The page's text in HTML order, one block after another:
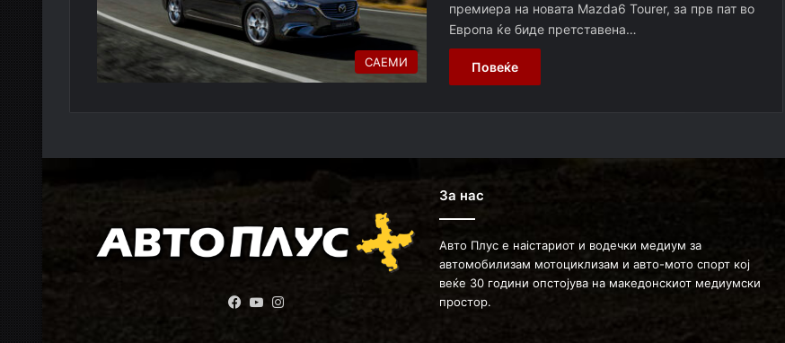
САЕМИ
премиера на новата Mazda6 Tourer, за прв пат во
Европа ќе биде претставена…
Повеќе
Facebook
YouTube
За нас
Авто Плус е наістариот и водечки медиум за
автомобилизам мотоциклизам и авто-мото спорт кој
веќе 30 години опстојува на македонскиот медиумски
простор.